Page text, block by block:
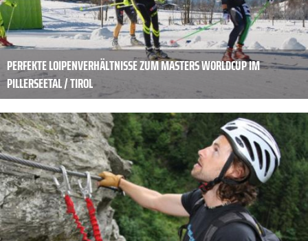
PERFEKTE LOIPENVERHÄLTNISSE ZUM MASTERS WORLDCUP IM
PILLERSEETAL / TIROL